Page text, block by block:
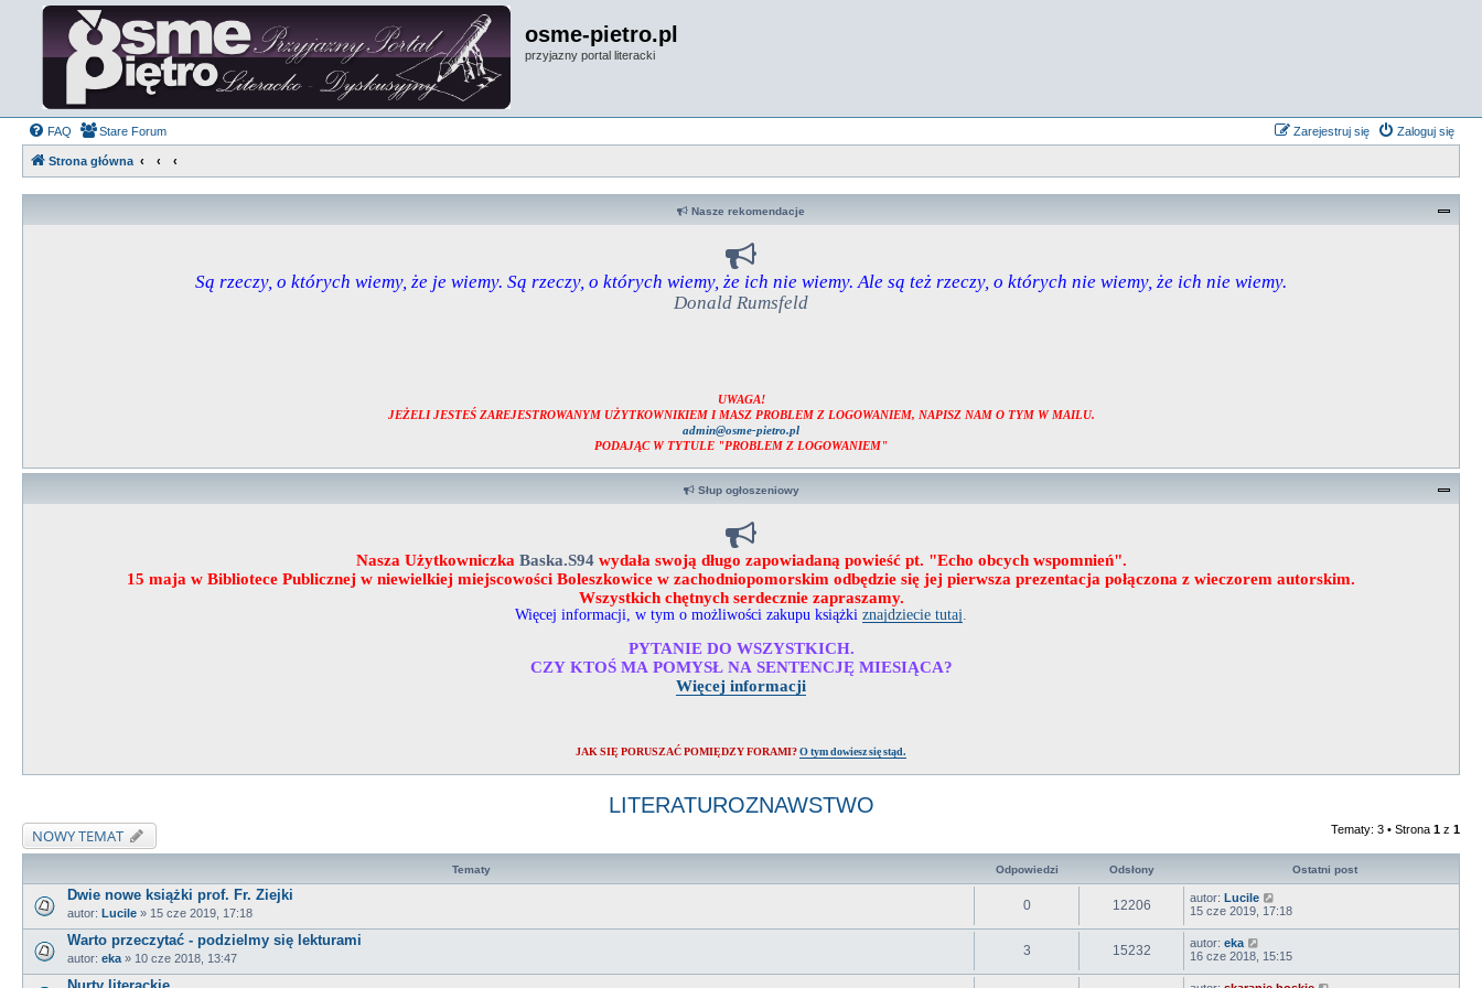
osme-pietro.pl
przyjazny portal literacki
FAQ Zaloguj się
Zarejestruj się
Stare Forum
Strona główna
Nasze rekomendacje
Są rzeczy, o których wiemy, że je wiemy. Są rzeczy, o których wiemy, że ich nie wiemy. Ale są też rzeczy, o których nie wiemy, że ich nie wiemy.
Donald Rumsfeld
UWAGA!
JEŻELI JESTEŚ ZAREJESTROWANYM UŻYTKOWNIKIEM I MASZ PROBLEM Z LOGOWANIEM, NAPISZ NAM O TYM W MAILU.
admin@osme-pietro.pl
PODAJĄC W TYTULE "PROBLEM Z LOGOWANIEM"
Słup ogłoszeniowy
Nasza Użytkowniczka Baska.S94 wydała swoją długo zapowiadaną powieść pt. "Echo obcych wspomnień".
15 maja w Bibliotece Publicznej w niewielkiej miejscowości Boleszkowice w zachodniopomorskim odbędzie się jej pierwsza prezentacja połączona z wieczorem autorskim.
Wszystkich chętnych serdecznie zapraszamy.
Więcej informacji, w tym o możliwości zakupu książki znajdziecie tutaj
PYTANIE DO WSZYSTKICH.
CZY KTOŚ MA POMYSŁ NA SENTENCJĘ MIESIĄCA?
Więcej informacji
JAK SIĘ PORUSZAĆ POMIĘDZY FORAMI? O tym dowiesz się stąd.
LITERATUROZNAWSTWO
NOWY TEMAT Tematy: 3 • Strona 1 z 1
Tematy Odpowiedzi Odsłony Ostatni post
Dwie nowe książki prof. Fr. Ziejki
autor: Lucile » 15 cze 2019, 17:18
0 12206 autor: Lucile
15 cze 2019, 17:18
Warto przeczytać - podzielmy się lekturami
autor: eka » 10 cze 2018, 13:47
3 15232 autor: eka
16 cze 2018, 15:15